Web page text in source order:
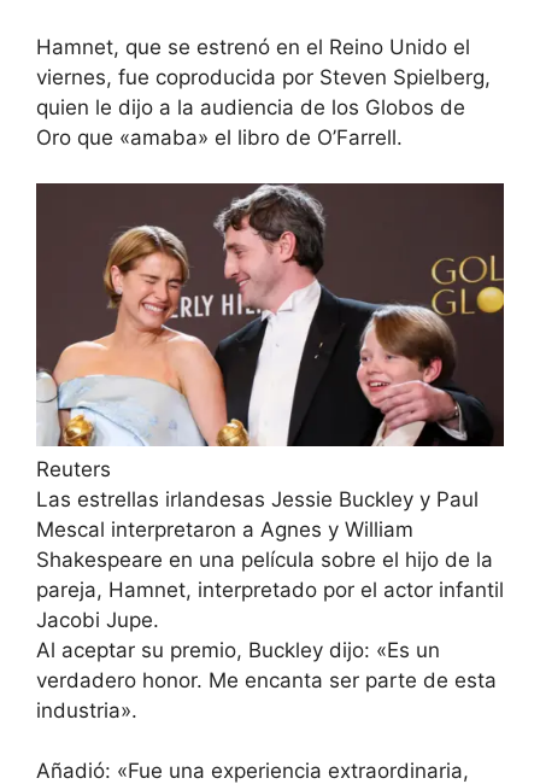
Hamnet, que se estrenó en el Reino Unido el
viernes, fue coproducida por Steven Spielberg,
quien le dijo a la audiencia de los Globos de
Oro que «amaba» el libro de O’Farrell.
Reuters
Las estrellas irlandesas Jessie Buckley y Paul
Mescal interpretaron a Agnes y William
Shakespeare en una película sobre el hijo de la
pareja, Hamnet, interpretado por el actor infantil
Jacobi Jupe.
Al aceptar su premio, Buckley dijo: «Es un
verdadero honor. Me encanta ser parte de esta
industria».
Añadió: «Fue una experiencia extraordinaria,